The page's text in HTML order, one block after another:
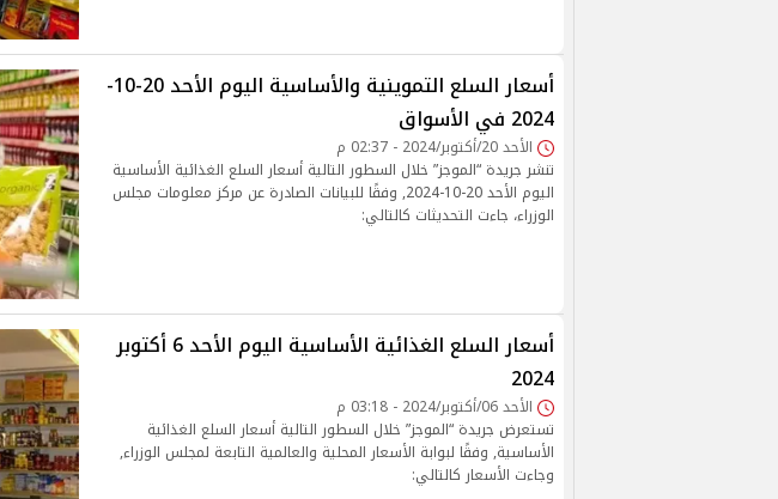
أسعار السلع التموينية والأساسية اليوم الأحد 20-10-
2024 في الأسواق
الأحد 20/أكتوبر/2024 - 02:37 م
تنشر جريدة “الموجز” خلال السطور التالية أسعار السلع الغذائية الأساسية
اليوم الأحد 20-10-2024, وفقًا للبيانات الصادرة عن مركز معلومات مجلس
الوزراء، جاءت التحديثات كالتالي:
أسعار السلع الغذائية الأساسية اليوم الأحد 6 أكتوبر
2024
الأحد 06/أكتوبر/2024 - 03:18 م
تستعرض جريدة “الموجز” خلال السطور التالية أسعار السلع الغذائية
الأساسية, وفقًا لبوابة الأسعار المحلية والعالمية التابعة لمجلس الوزراء,
وجاءت الأسعار كالتالي: